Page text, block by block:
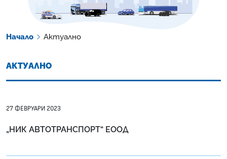
Начало Актуално
АКТУАЛНО
27 ФЕВРУАРИ 2023
„НИК АВТОТРАНСПОРТ“ ЕООД